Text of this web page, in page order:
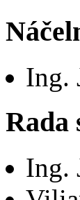
Ing.
Rada
Ing.